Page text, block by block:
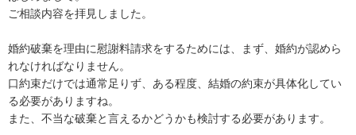
ご相談内容を拝見しました。
婚約破棄を理由に慰謝料請求をするためには、まず、婚約が認めら
れなければなりません。
口約束だけでは通常足りず、ある程度、結婚の約束が具体化してい
る必要がありますね。
また、不当な破棄と言えるかどうかも検討する必要があります。